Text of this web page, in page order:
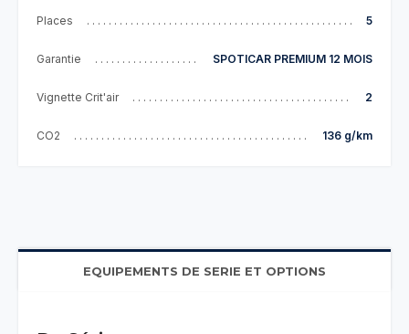
Places 5
Garantie SPOTICAR PREMIUM 12 MOIS
Vignette Crit'air 2
CO2 136 g/km
EQUIPEMENTS DE SERIE ET OPTIONS